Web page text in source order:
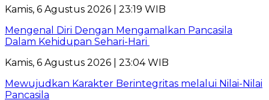
Kamis, 6 Agustus 2026 | 23:19 WIB
Mengenal Diri Dengan Mengamalkan Pancasila
Dalam Kehidupan Sehari-Hari
Kamis, 6 Agustus 2026 | 23:04 WIB
Mewujudkan Karakter Berintegritas melalui Nilai-Nilai
Pancasila